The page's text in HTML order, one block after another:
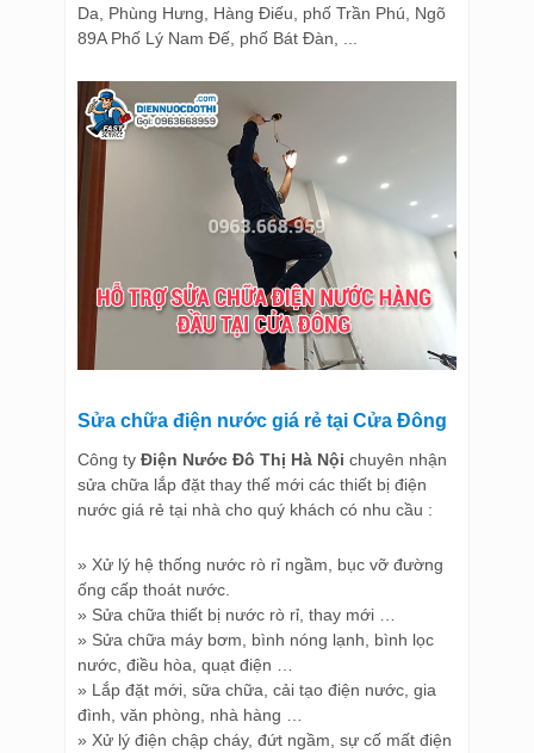
Da, Phùng Hưng, Hàng Điếu, phố Trần Phú, Ngõ
89A Phố Lý Nam Đế, phố Bát Đàn, ...
Sửa chữa điện nước giá rẻ tại Cửa Đông
Công ty Điện Nước Đô Thị Hà Nội chuyên nhận
sửa chữa lắp đặt thay thế mới các thiết bị điện
nước giá rẻ tại nhà cho quý khách có nhu cầu :
» Xử lý hệ thống nước rò rỉ ngầm, bục vỡ đường
ống cấp thoát nước.
» Sửa chữa thiết bị nước rò rỉ, thay mới …
» Sửa chữa máy bơm, bình nóng lạnh, bình lọc
nước, điều hòa, quạt điện …
» Lắp đặt mới, sữa chữa, cải tạo điện nước, gia
đình, văn phòng, nhà hàng …
» Xử lý điện chập cháy, đứt ngầm, sự cố mất điện